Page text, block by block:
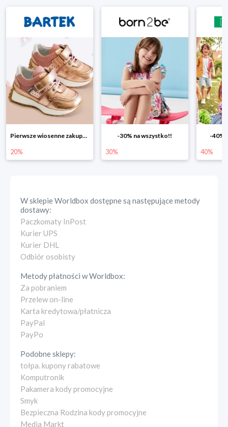
-30% na wszystko!!
30%
-40% na drugą sztukę
40% 25%
W sklepieWorldbox dostępne są następujące metody
dostawy:
Paczkomaty InPost
Kurier UPS
Kurier DHL
Odbiór osobisty
Metody płatności wWorldbox:
Za pobraniem
Przelew on-line
Karta kredytowa/płatnicza
PayPal
PayPo
Podobne sklepy:
tołpa. kupony rabatowe
Komputronik
Pakamera kody promocyjne
Smyk
Bezpieczna Rodzina kody promocyjne
Media Markt